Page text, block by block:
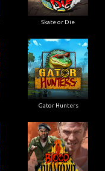
Skate or Die
Gator Hunters